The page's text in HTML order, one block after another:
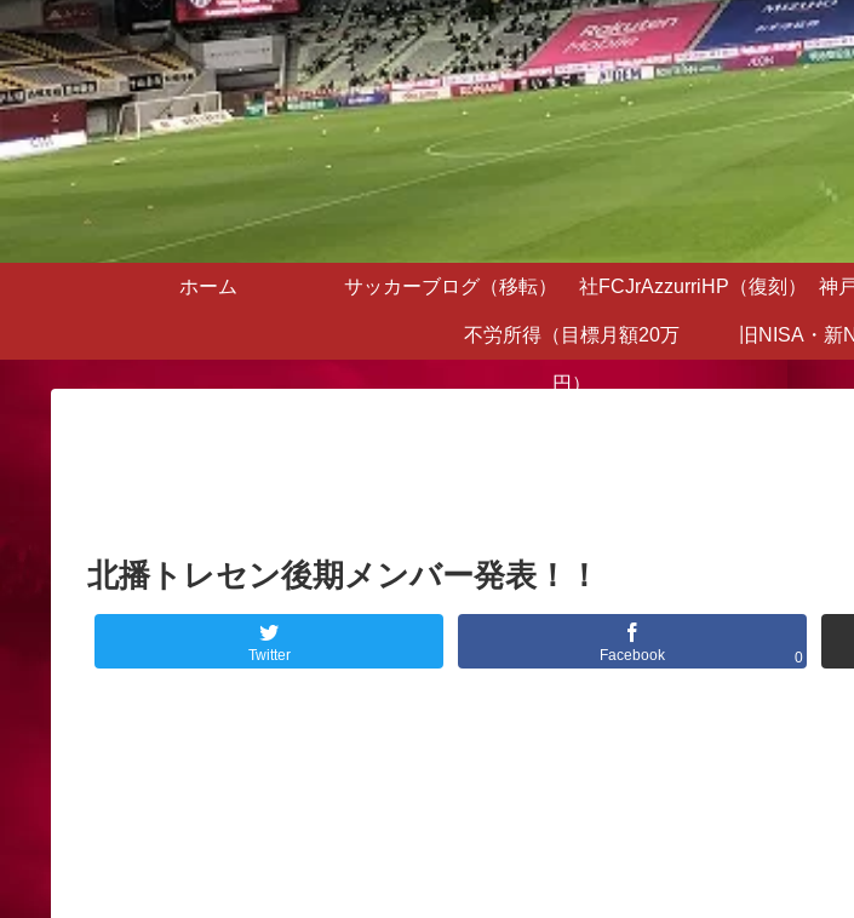
ホーム サッカーブログ（移転） 社FCJrAzzurriHP（復刻） 神
不労所得（目標月額20万
円）
旧NISA・新
北播トレセン後期メンバー発表！！
Twitter Facebook 0